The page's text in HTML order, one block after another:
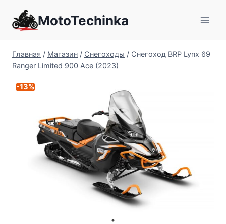
содержимому
MotoTechinka
Главная / Магазин / Снегоходы / Снегоход BRP Lynx 69
Ranger Limited 900 Ace (2023)
-13%